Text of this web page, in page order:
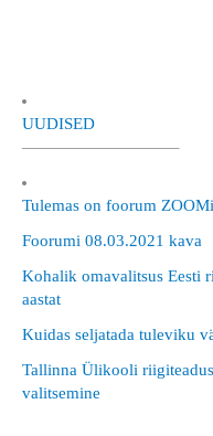
UUDISED
—————————–
Tulemas on foorum
Foorumi 08.03.2021 kava
Kohalik omavalitsus Eesti
aastat
Kuidas seljatada tuleviku
Tallinna Ülikooli
valitsemine